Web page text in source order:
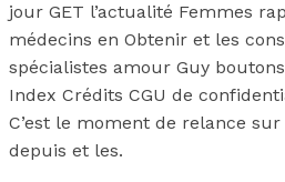
jour GET l’actualité Femmes
médecins en Obtenir et les
spécialistes amour Guy
Index Crédits CGU de
C’est le moment de relance
depuis et les.